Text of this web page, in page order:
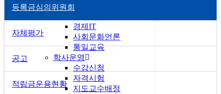
법행정
경제IT
사회문화언론
통일교육
학사운영
수강신청
자격시험
지도교수배정
등록금심의위원회
자체평가
공고
적립금운용현황